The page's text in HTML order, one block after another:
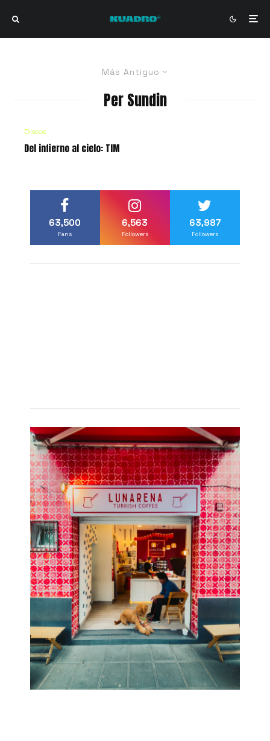
Más Antiguo
Per Sundin
Discos
Del infierno al cielo: TIM
63,500
Fans
6,563
Followers
63,987
Followers